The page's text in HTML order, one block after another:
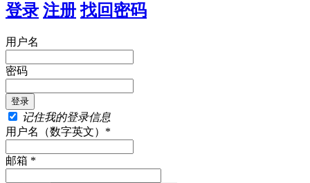
登录 注册 找回密码
用户名
密码
记住我的登录信息
用户名（数字英文）*
邮箱 *